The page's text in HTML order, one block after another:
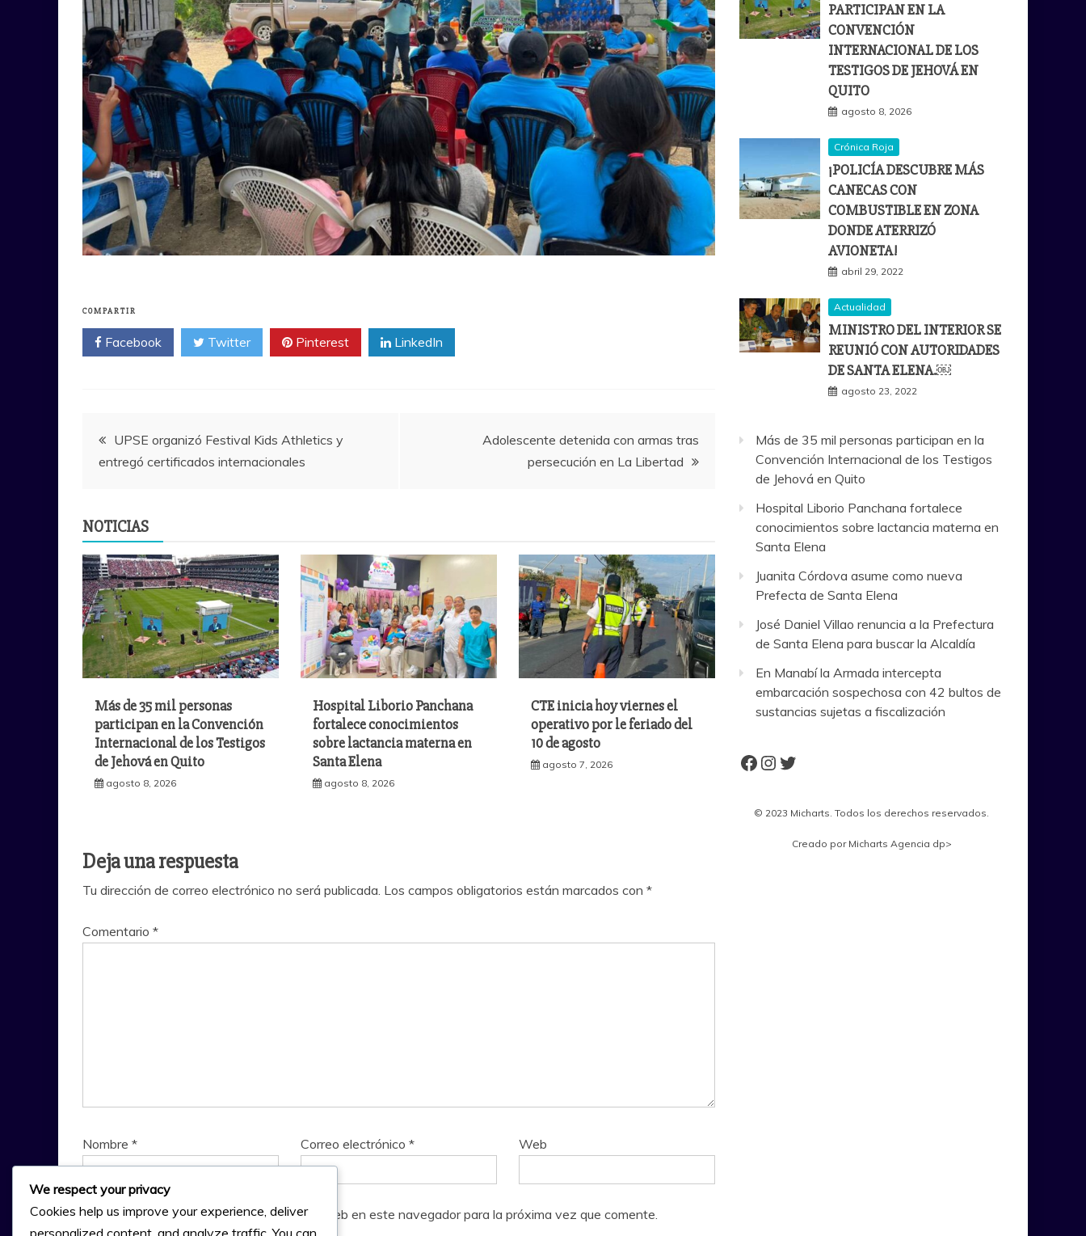
COMPARTIR
Facebook Twitter Pinterest LinkedIn
Navegación
entradas
UPSE organizó Festival Kids Athletics y
entregó certificados internacionales
Adolescente detenida con armas tras
persecución en La Libertad
NOTICIAS
Más de 35 mil personas
participan en la Convención
Internacional de los Testigos
de Jehová en Quito
agosto 8, 2026
Hospital Liborio Panchana
fortalece conocimientos
sobre lactancia materna en
Santa Elena
agosto 8, 2026
CTE inicia hoy viernes el
operativo por le feriado del
10 de agosto
agosto 7, 2026
Deja una respuesta
Tu dirección de correo electrónico no será publicada. Los campos obligatorios están marcados con *
Comentario *
Nombre * Correo electrónico* Web
Guarda mi nombre, correo electrónico y web en este navegador para la próxima vez que comente.
PARTICIPAN EN LA
CONVENCIÓN
INTERNACIONAL DE LOS
TESTIGOS DE JEHOVÁ EN
QUITO
agosto 8, 2026
Crónica Roja
¡POLICÍA DESCUBRE MÁS
CANECAS CON
COMBUSTIBLE EN ZONA
DONDE ATERRIZÓ
AVIONETA!
abril 29, 2022
Actualidad
MINISTRO DEL INTERIOR SE
REUNIÓ CON AUTORIDADES
DE SANTA ELENA.￼
agosto 23, 2022
Más de 35 mil personas participan en la
Convención Internacional de los Testigos
de Jehová en Quito
Hospital Liborio Panchana fortalece
conocimientos sobre lactancia materna en
Santa Elena
Juanita Córdova asume como nueva
Prefecta de Santa Elena
José Daniel Villao renuncia a la Prefectura
de Santa Elena para buscar la Alcaldía
En Manabí la Armada intercepta
embarcación sospechosa con 42 bultos de
sustancias sujetas a fiscalización
Facebook
Instagram
Twitter
© 2023 Micharts. Todos los derechos reservados.
Creado por Micharts Agencia dp>
We respect your privacy
Cookies help us improve your experience, deliver